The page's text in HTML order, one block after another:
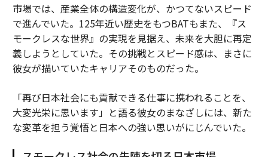
市場では、産業全体の構造変化が、かつてないスピード
で進んでいた。125年近い歴史をもつBATもまた、『ス
モークレスな世界』の実現を見据え、未来を大胆に再定
義しようとしていた。その挑戦とスピード感は、まさに
彼女が描いていたキャリアそのものだった。
「再び日本社会にも貢献できる仕事に携われることを、
大変光栄に思います」と語る彼女のまなざしには、新た
な変革を担う覚悟と日本への強い思いがにじんでいた。